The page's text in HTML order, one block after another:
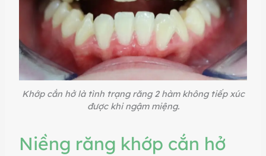
Khớp cắn hở là tình trạng răng 2 hàm không tiếp xúc
được khi ngậm miệng.
Niềng răng khớp cắn hở